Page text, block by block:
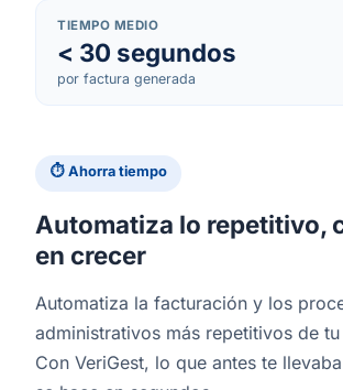
TIEMPO MEDIO
< 30 segundos
por factura generada
⏱ Ahorra tiempo
Automatiza lo repetitivo,
en crecer
Automatiza la facturación y los
administrativos más repetitivos de
Con VeriGest, lo que antes te